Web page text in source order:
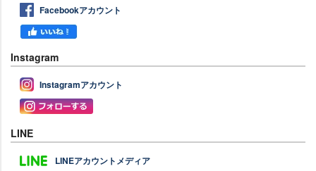
Facebookアカウント
Instagram
Instagramアカウント
LINE
LINEアカウントメディア